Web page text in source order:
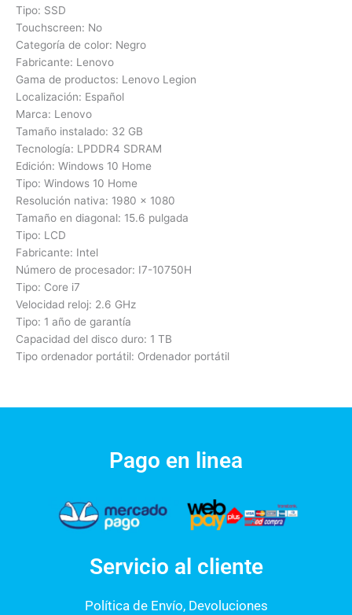
Tipo: SSD
Touchscreen: No
Categoría de color: Negro
Fabricante: Lenovo
Gama de productos: Lenovo Legion
Localización: Español
Marca: Lenovo
Tamaño instalado: 32 GB
Tecnología: LPDDR4 SDRAM
Edición: Windows 10 Home
Tipo: Windows 10 Home
Resolución nativa: 1980 x 1080
Tamaño en diagonal: 15.6 pulgada
Tipo: LCD
Fabricante: Intel
Número de procesador: I7-10750H
Tipo: Core i7
Velocidad reloj: 2.6 GHz
Tipo: 1 año de garantía
Capacidad del disco duro: 1 TB
Tipo ordenador portátil: Ordenador portátil
Pago en linea
Servicio al cliente
Política de Envío, Devoluciones